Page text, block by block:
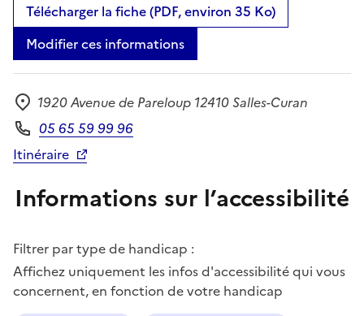
Télécharger la fiche (PDF, environ 35 Ko)
Modifier ces informations
Adresse
1920 Avenue de Pareloup 12410 Salles-Curan
Téléphone
05 65 59 99 96
Itinéraire
Informations sur l’accessibilité
Filtrer par type de handicap :
Affichez uniquement les infos d'accessibilité qui vous
concernent, en fonction de votre handicap